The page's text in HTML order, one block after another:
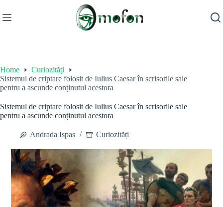
to
content
Home
Curiozități
Sistemul de criptare folosit de Iulius Caesar în scrisorile sale
pentru a ascunde conținutul acestora
Sistemul de criptare folosit de Iulius Caesar în scrisorile sale
pentru a ascunde conținutul acestora
Andrada Ispas Curiozități